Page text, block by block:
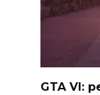
GTA VI: